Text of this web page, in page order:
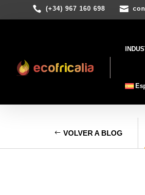
 (+34) 967 160 698 
VOLVER A BLOG